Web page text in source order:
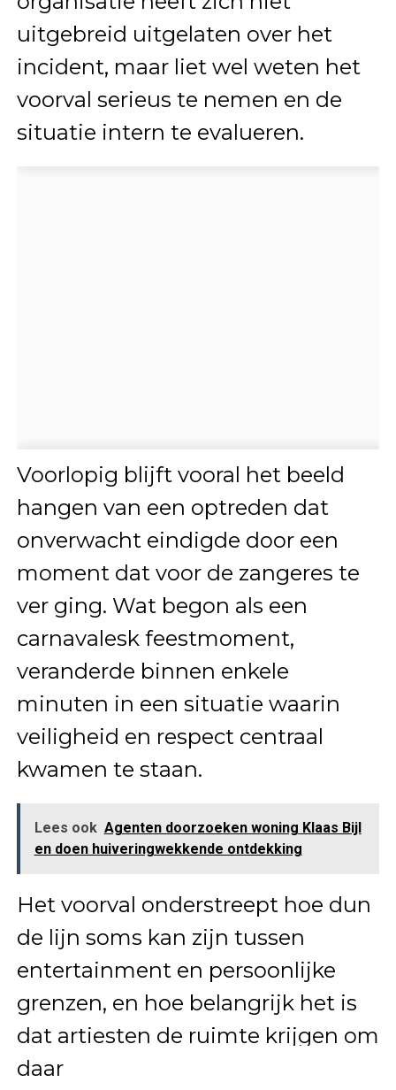
uitgebreid uitgelaten over het
incident, maar liet wel weten het
voorval serieus te nemen en de
situatie intern te evalueren.
Voorlopig blijft vooral het beeld
hangen van een optreden dat
onverwacht eindigde door een
moment dat voor de zangeres te
ver ging. Wat begon als een
carnavalesk feestmoment,
veranderde binnen enkele
minuten in een situatie waarin
veiligheid en respect centraal
kwamen te staan.
Lees ook Agenten doorzoeken woning Klaas Bijl
en doen huiveringwekkende ontdekking
Het voorval onderstreept hoe dun
de lijn soms kan zijn tussen
entertainment en persoonlijke
grenzen, en hoe belangrijk het is
dat artiesten de ruimte krijgen om
daar zelf duidelijk in te zijn.